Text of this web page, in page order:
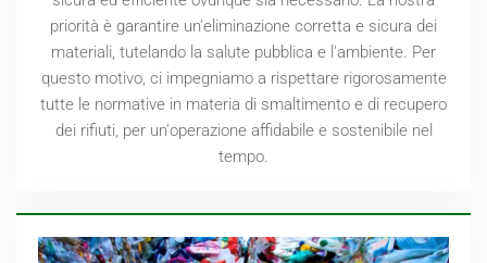
priorità è garantire un'eliminazione corretta e sicura dei
materiali, tutelando la salute pubblica e l'ambiente. Per
questo motivo, ci impegniamo a rispettare rigorosamente
tutte le normative in materia di smaltimento e di recupero
dei rifiuti, per un'operazione affidabile e sostenibile nel
tempo.